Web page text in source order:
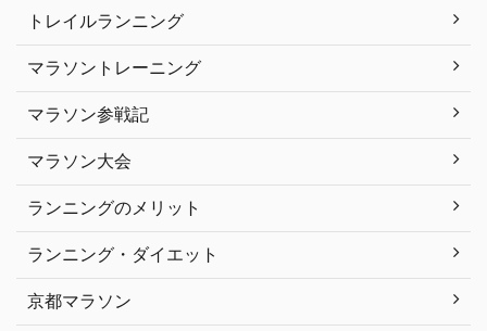
トレイルランニング
マラソントレーニング
マラソン参戦記
マラソン大会
ランニングのメリット
ランニング・ダイエット
京都マラソン